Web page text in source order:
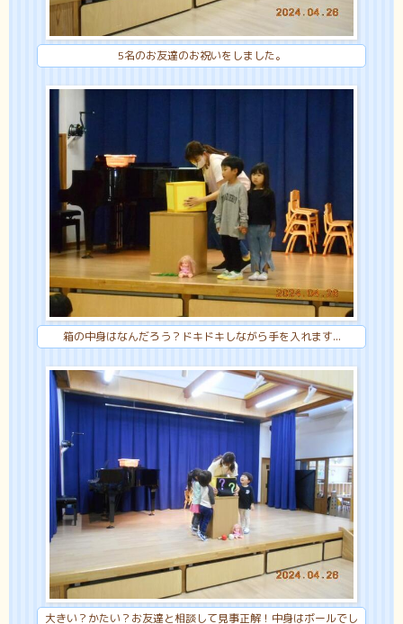
5名のお友達のお祝いをしました。
箱の中身はなんだろう？ドキドキしながら手を入れます...
大きい？かたい？お友達と相談して見事正解！中身はボールでし